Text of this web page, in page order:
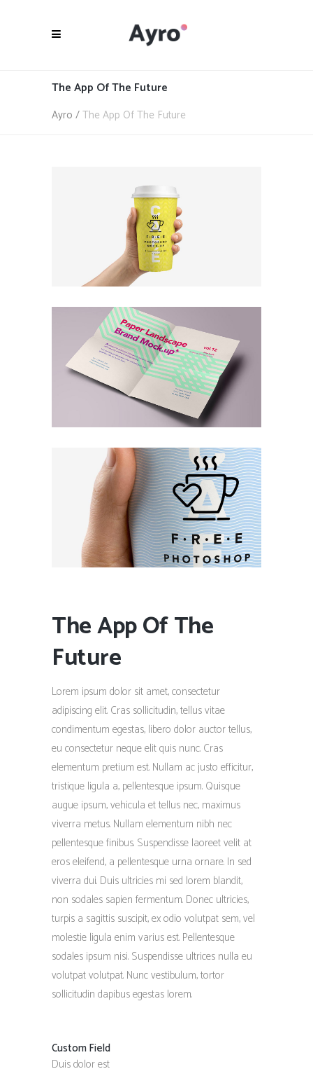
The App Of The Future
Ayro /The App Of The Future
The App Of The
Future
Lorem ipsum dolor sit amet, consectetur
adipiscing elit. Cras sollicitudin, tellus vitae
condimentum egestas, libero dolor auctor tellus,
eu consectetur neque elit quis nunc. Cras
elementum pretium est. Nullam ac justo efficitur,
tristique ligula a, pellentesque ipsum. Quisque
augue ipsum, vehicula et tellus nec, maximus
viverra metus. Nullam elementum nibh nec
pellentesque finibus. Suspendisse laoreet velit at
eros eleifend, a pellentesque urna ornare. In sed
viverra dui. Duis ultricies mi sed lorem blandit,
non sodales sapien fermentum. Donec ultricies,
turpis a sagittis suscipit, ex odio volutpat sem, vel
molestie ligula enim varius est. Pellentesque
sodales ipsum nisi. Suspendisse ultrices nulla eu
volutpat volutpat. Nunc vestibulum, tortor
sollicitudin dapibus egestas lorem.
Custom Field
Duis dolor est